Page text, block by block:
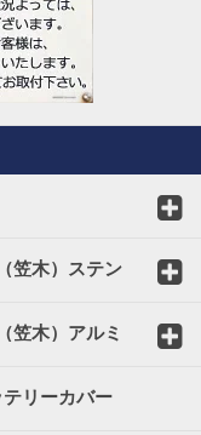
笠木）ステン
笠木）アルミ
リーカバー